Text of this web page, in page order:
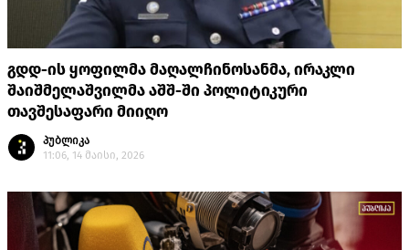
გდდ-ის ყოფილმა მაღალჩინოსანმა, ირაკლი
შაიშმელაშვილმა აშშ-ში პოლიტიკური
თავშესაფარი მიიღო
პუბლიკა
11:06, 14 მაისი, 2026